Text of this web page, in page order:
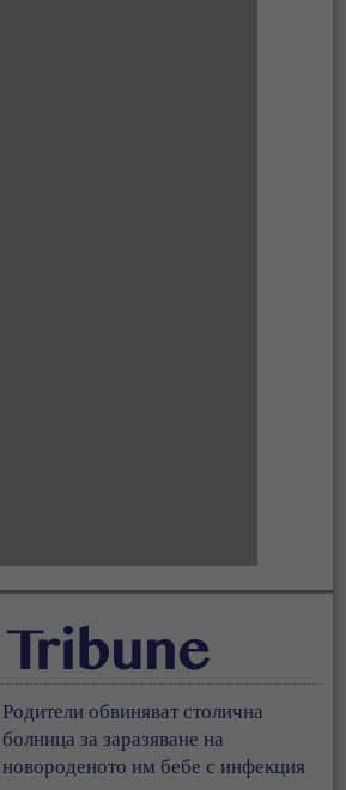
Родители обвиняват столична
болница за заразяване на
новороденото им бебе с инфекция